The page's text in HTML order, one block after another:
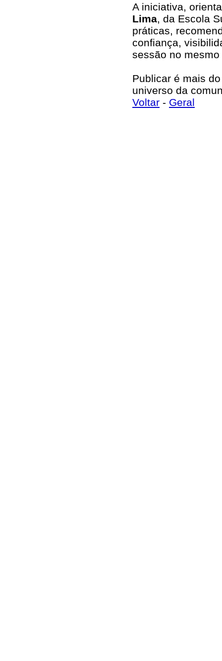
A iniciativa,
Lima, da Escola
práticas,
confiança,
sessão no
Publicar é mais
universo da
Voltar - Geral